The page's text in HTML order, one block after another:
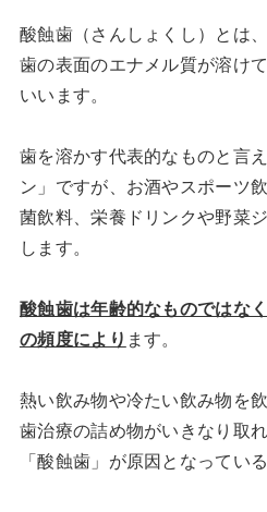
酸蝕歯（さんしょくし）とは
歯の表面のエナメル質が溶け
いいます。
歯を溶かす代表的なものと言
ン」ですが、お酒やスポーツ
菌飲料、栄養ドリンクや野菜
します。
酸蝕歯は年齢的なものではな
の頻度により ます。
熱い飲み物や冷たい飲み物を
歯治療の詰め物がいきなり取
「酸蝕歯」が原因となってい